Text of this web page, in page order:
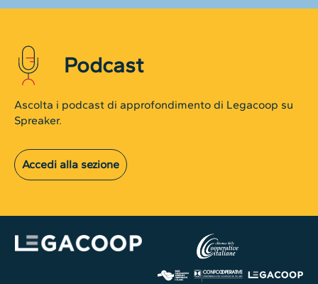
Podcast
Ascolta i podcast di approfondimento di Legacoop su
Spreaker.
Accedi alla sezione